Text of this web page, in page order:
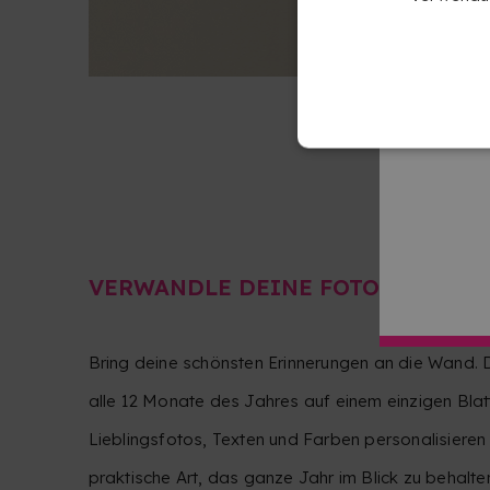
VERWANDLE DEINE FOTOS IN
Bring deine schönsten Erinnerungen an die
alle 12 Monate des Jahres auf einem einzigen
Lieblingsfotos, Texten und Farben
praktische Art, das ganze Jahr im Blick zu